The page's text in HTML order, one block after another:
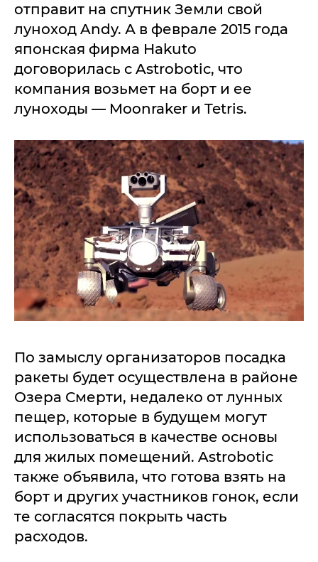
отправит на спутник Земли свой
луноход Andy. А в феврале 2015 года
японская фирма Hakuto
договорилась с Astrobotic, что
компания возьмет на борт и ее
луноходы — Moonraker и Tetris.
По замыслу организаторов посадка
ракеты будет осуществлена в районе
Озера Смерти, недалеко от лунных
пещер, которые в будущем могут
использоваться в качестве основы
для жилых помещений. Astrobotic
также объявила, что готова взять на
борт и других участников гонок, если
те согласятся покрыть часть
расходов.